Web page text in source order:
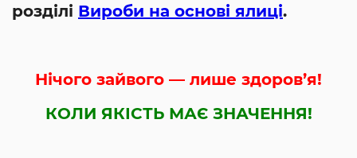
розділі Вироби на основі ялиці.
Нічого зайвого — лише здоров’я!
КОЛИ ЯКІСТЬ МАЄ ЗНАЧЕННЯ!